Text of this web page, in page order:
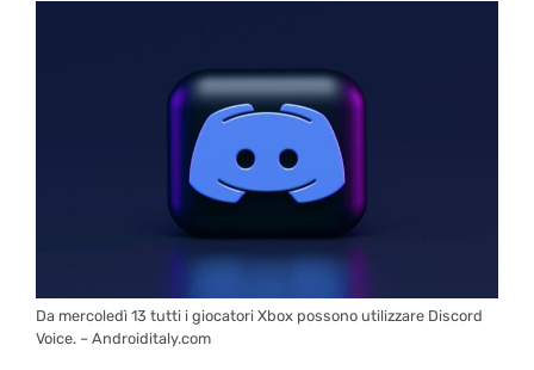
Da mercoledì 13 tutti i giocatori Xbox possono utilizzare Discord
Voice. – Androiditaly.com